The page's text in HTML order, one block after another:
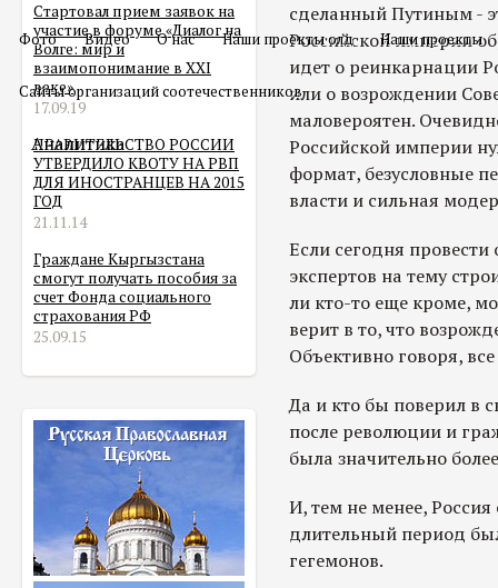
Фото Видео О нас Наши проекты олд Наши проекты
Сайты организаций соотечественников
Аналитика
Стартовал прием заявок на
участие в форуме «Диалог на
Волге: мир и
взаимопонимание в XXI
веке»
17.09.19
ПРАВИТЕЛЬСТВО РОССИИ
УТВЕРДИЛО КВОТУ НА РВП
ДЛЯ ИНОСТРАНЦЕВ НА 2015
ГОД
21.11.14
Граждане Кыргызстана
смогут получать пособия за
счет Фонда социального
страхования РФ
25.09.15
сделанный Путиным -
Российской империи
идет о реинкарнации
или о возрождении
маловероятен.
Российской империи
формат, безусловные
власти и сильная
Если сегодня
экспертов на тему
ли кто-то еще кроме,
верит в то, что
Объективно говоря,
Да и кто бы поверил в
после революции и
была значительно
И, тем не менее,
длительный период
гегемонов.